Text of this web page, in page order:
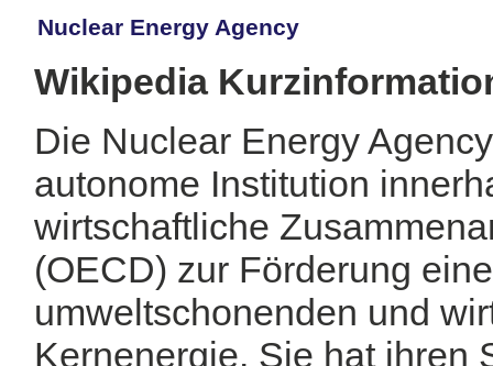
Nuclear Energy Agency
Wikipedia
Die Nuclear Energy
autonome Institution
wirtschaftliche
(OECD) zur Förderung
umweltschonenden und
Kernenergie. Sie hat ihren